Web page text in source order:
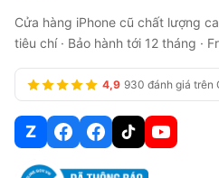
Cửa hàng iPhone cũ chất lượng
tiêu chí · Bảo hành tới 12 tháng ·
4,9 930 đánh giá trên
Z